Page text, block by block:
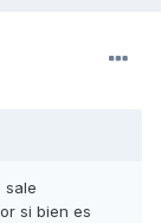
sale
si bien es